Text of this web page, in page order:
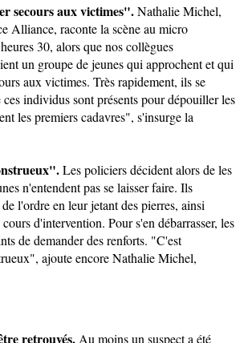
secours aux victimes".Nathalie Michel,
Alliance, raconte la scène au micro
30, alors que nos collègues
un groupe de jeunes qui approchent et qui
aux victimes. Très rapidement, ils se
individus sont présents pour dépouiller les
les premiers cadavres", s'insurge la
Les policiers décident alors de les
n'entendent pas se laisser faire. Ils
l'ordre en leur jetant des pierres, ainsi
d'intervention. Pour s'en débarrasser, les
de demander des renforts. "C'est
ajoute encore Nathalie Michel,
retrouvés. Au moins un suspect a été